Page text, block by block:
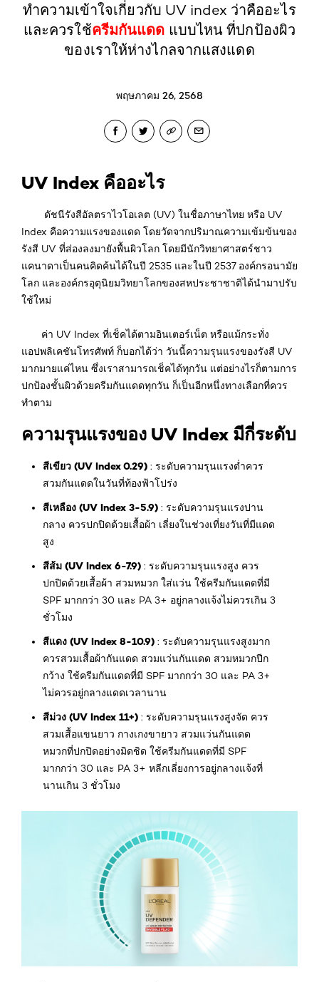
ทำความเข้าใจเกี่ยวกับ UV index ว่าคืออะไร
และควรใช้ครีมกันแดด แบบไหน ที่ปกป้องผิว
ของเราให้ห่างไกลจากแสงแดด
พฤษภาคม 26, 2568
UV Index คืออะไร
ดัชนีรังสีอัลตราไวโอเลต (UV) ในชื่อภาษาไทย หรือ UV
Index คือความแรงของแดด โดยวัดจากปริมาณความเข้มข้นของ
รังสี UV ที่ส่องลงมายังพื้นผิวโลก โดยมีนักวิทยาศาสตร์ชาว
แคนาดาเป็นคนคิดค้นได้ในปี 2535 และในปี 2537 องค์กรอนามัย
โลก และองค์กรอุตุนิยมวิทยาโลกของสหประชาชาติได้นำมาปรับ
ใช้ใหม่
ค่า UV Index ที่เช็คได้ตามอินเตอร์เน็ต หรือแม้กระทั่ง
แอปพลิเคชันโทรศัพท์ ก็บอกได้ว่า วันนี้ความรุนแรงของรังสี UV
มากมายแค่ไหน ซึ่งเราสามารถเช็คได้ทุกวัน แต่อย่างไรก็ตามการ
ปกป้องชั้นผิวด้วยครีมกันแดดทุกวัน ก็เป็นอีกหนึ่งทางเลือกที่ควร
ทำตาม
ความรุนแรงของ UV Index มีกี่ระดับ
สีเขียว (UV Index 0.29) : ระดับความรุนแรงต่ำควร
สวมกันแดดในวันที่ท้องฟ้าโปร่ง
สีเหลือง (UV Index 3-5.9) : ระดับความรุนแรงปาน
กลาง ควรปกปิดด้วยเสื้อผ้า เลี่ยงในช่วงเที่ยงวันที่มีแดด
สูง
สีส้ม (UV Index 6-7.9) : ระดับความรุนแรงสูง ควร
ปกปิดด้วยเสื้อผ้า สวมหมวก ใส่แว่น ใช้ครีมกันแดดที่มี
SPF มากกว่า 30 และ PA 3+ อยู่กลางแจ้งไม่ควรเกิน 3
ชั่วโมง
สีแดง (UV Index 8-10.9) : ระดับความรุนแรงสูงมาก
ควรสวมเสื้อผ้ากันแดด สวมแว่นกันแดด สวมหมวกปีก
กว้าง ใช้ครีมกันแดดที่มี SPF มากกว่า 30 และ PA 3+
ไม่ควรอยู่กลางแดดเวลานาน
สีม่วง (UV Index 11+) : ระดับความรุนแรงสูงจัด ควร
สวมเสื้อแขนยาว กางเกงขายาว สวมแว่นกันแดด
หมวกที่ปกปิดอย่างมิดชิด ใช้ครีมกันแดดที่มี SPF
มากกว่า 30 และ PA 3+ หลีกเลี่ยงการอยู่กลางแจ้งที่
นานเกิน 3 ชั่วโมง